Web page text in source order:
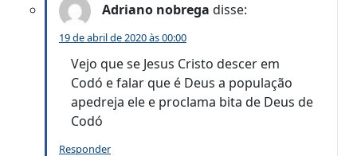
Adriano nobrega disse:
19 de abril de 2020 às 00:00
Vejo que se Jesus Cristo descer em
Codó e falar que é Deus a população
apedreja ele e proclama bita de Deus de
Codó
Responder